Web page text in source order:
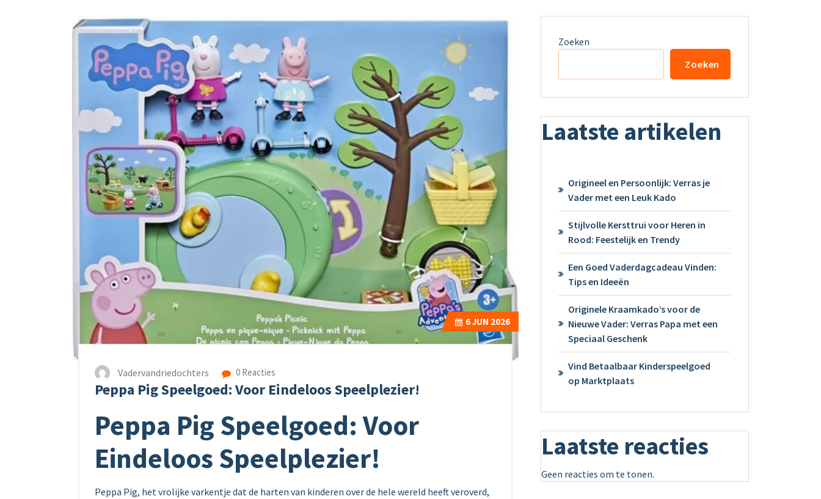
6JUN 2026
Vadervandriedochters 0 Reacties
Peppa Pig Speelgoed: Voor Eindeloos Speelplezier!
Peppa Pig Speelgoed: Voor
Eindeloos Speelplezier!
Peppa Pig, het vrolijke varkentje dat de harten van kinderen over de hele wereld heeft veroverd,
Zoeken
Zoeken
Laatste artikelen
Origineel en Persoonlijk: Verras je
Vader met een Leuk Kado
Stijlvolle Kersttrui voor Heren in
Rood: Feestelijk en Trendy
Een Goed Vaderdagcadeau Vinden:
Tips en Ideeën
Originele Kraamkado’s voor de
Nieuwe Vader: Verras Papa met een
Speciaal Geschenk
Vind Betaalbaar Kinderspeelgoed
op Marktplaats
Laatste reacties
Geen reacties om te tonen.